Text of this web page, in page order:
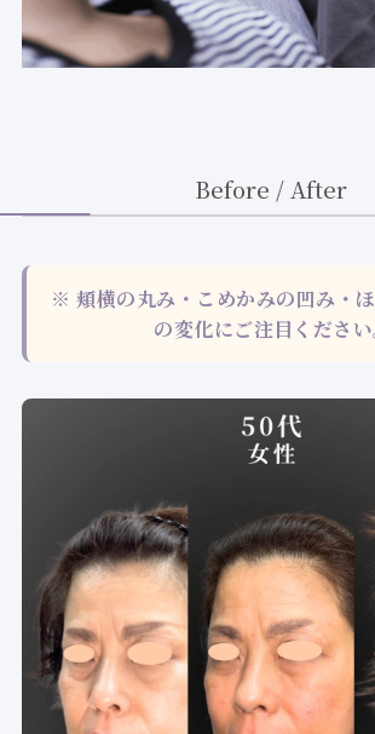
Before / After
※ 頬横の丸み・こめかみの凹み・
の変化にご注目ください